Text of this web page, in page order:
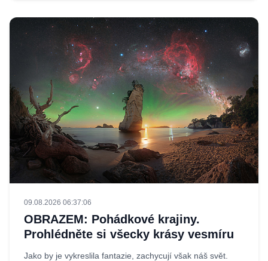
09.08.2026 06:37:06
OBRAZEM: Pohádkové krajiny.
Prohlédněte si všecky krásy vesmíru
Jako by je vykreslila fantazie, zachycují však náš svět.